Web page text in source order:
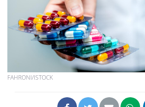
FAHRONI/ISTOCK